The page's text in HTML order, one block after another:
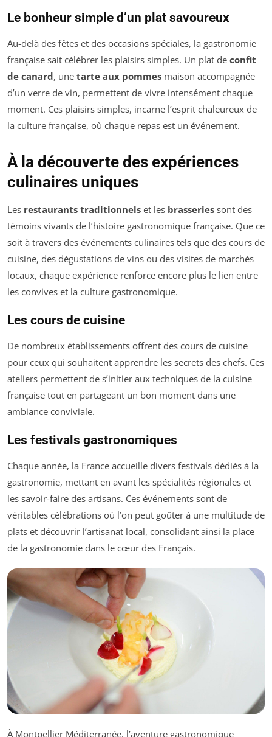
Le bonheur simple d’un plat savoureux
Au-delà des fêtes et des occasions spéciales, la gastronomie
française sait célébrer les plaisirs simples. Un plat de confit
de canard, une tarte aux pommes maison accompagnée
d’un verre de vin, permettent de vivre intensément chaque
moment. Ces plaisirs simples, incarne l’esprit chaleureux de
la culture française, où chaque repas est un événement.
À la découverte des expériences
culinaires uniques
Les restaurants traditionnels et les brasseries sont des
témoins vivants de l’histoire gastronomique française. Que ce
soit à travers des événements culinaires tels que des cours de
cuisine, des dégustations de vins ou des visites de marchés
locaux, chaque expérience renforce encore plus le lien entre
les convives et la culture gastronomique.
Les cours de cuisine
De nombreux établissements offrent des cours de cuisine
pour ceux qui souhaitent apprendre les secrets des chefs. Ces
ateliers permettent de s’initier aux techniques de la cuisine
française tout en partageant un bon moment dans une
ambiance conviviale.
Les festivals gastronomiques
Chaque année, la France accueille divers festivals dédiés à la
gastronomie, mettant en avant les spécialités régionales et
les savoir-faire des artisans. Ces événements sont de
véritables célébrations où l’on peut goûter à une multitude de
plats et découvrir l’artisanat local, consolidant ainsi la place
de la gastronomie dans le cœur des Français.
À Montpellier Méditerranée, l’aventure gastronomique